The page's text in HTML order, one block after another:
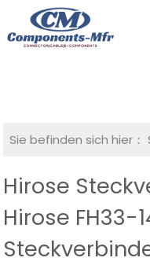
Sie befinden sich hier：
Hirose
Hirose FH33-